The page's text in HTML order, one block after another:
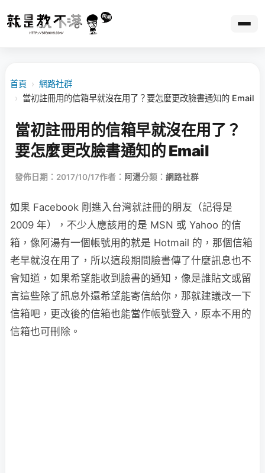
首頁 › 網路社群
› 當初註冊用的信箱早就沒在用了？要怎麼更改臉書通知的 Email
當初註冊用的信箱早就沒在用了？
要怎麼更改臉書通知的 Email
發佈日期：2017/10/17作者： 阿湯分類： 網路社群
如果 Facebook 剛進入台灣就註冊的朋友（記得是
2009 年），不少人應該用的是 MSN 或 Yahoo 的信
箱，像阿湯有一個帳號用的就是 Hotmail 的，那個信箱
老早就沒在用了，所以這段期間臉書傳了什麼訊息也不
會知道，如果希望能收到臉書的通知，像是誰貼文或留
言這些除了訊息外還希望能寄信給你，那就建議改一下
信箱吧，更改後的信箱也能當作帳號登入，原本不用的
信箱也可刪除。